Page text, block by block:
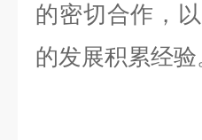
的密切合作，
的发展积累经验